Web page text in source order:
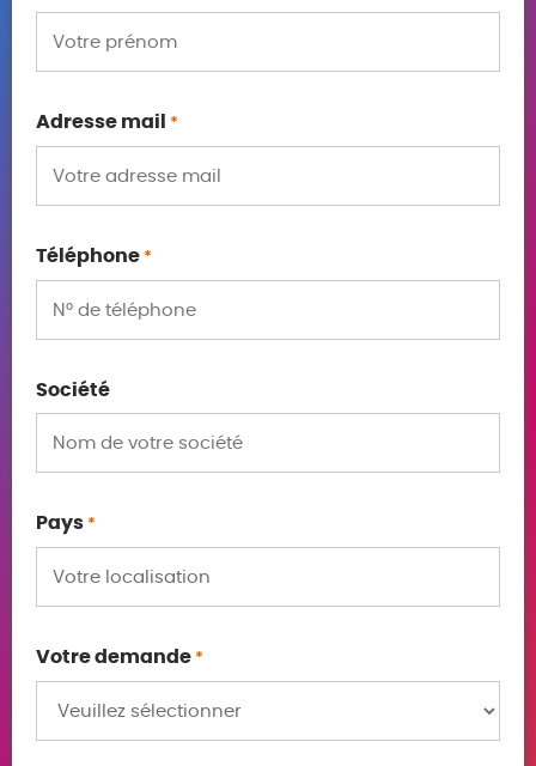
Adresse mail *
Téléphone *
Société
Pays *
Votre demande *